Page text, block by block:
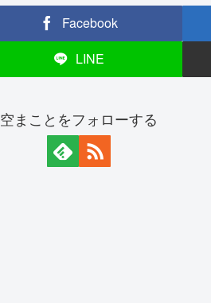
Facebook
LINE
空まことをフォローする